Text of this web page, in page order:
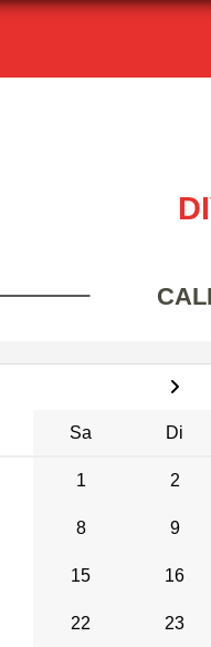
Sa Di
1 2
8 9
15 16
22 23